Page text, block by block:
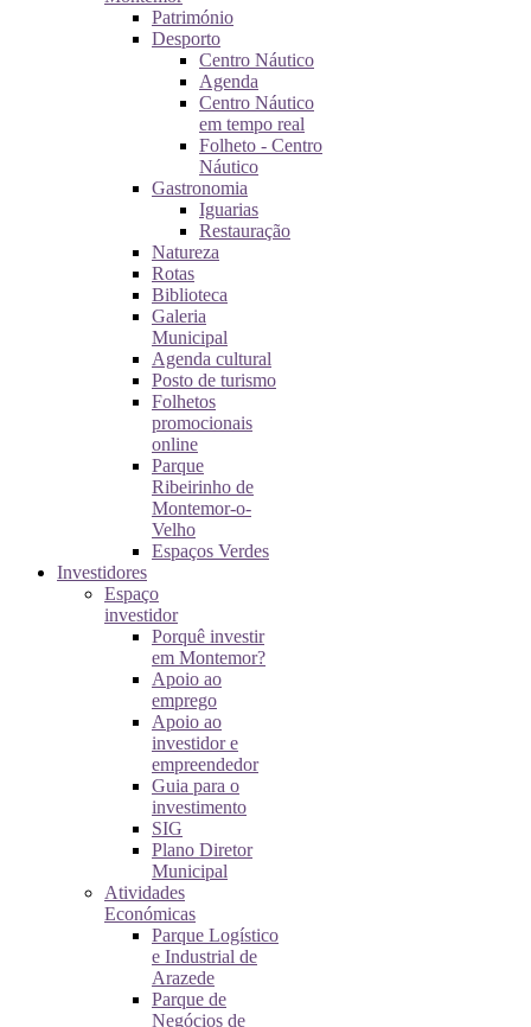
Património
Desporto
Centro Náutico
Agenda
Centro Náutico
em tempo real
Folheto - Centro
Náutico
Gastronomia
Iguarias
Restauração
Natureza
Rotas
Biblioteca
Galeria
Municipal
Agenda cultural
Posto de turismo
Folhetos
promocionais
online
Parque
Ribeirinho de
Montemor-o-
Velho
Espaços Verdes
Investidores
Espaço
investidor
Porquê investir
em Montemor?
Apoio ao
emprego
Apoio ao
investidor e
empreendedor
Guia para o
investimento
SIG
Plano Diretor
Municipal
Atividades
Económicas
Parque Logístico
e Industrial de
Arazede
Parque de
Negócios de